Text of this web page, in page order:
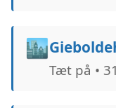
🏙️
Tæt på •